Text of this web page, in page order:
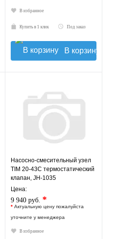
В избранное
Купить в 1 клик Под заказ
В корзину
Насосно-смесительный узел
TIM 20-43С термостатический
клапан, JH-1035
Цена:
9 940 руб. *
* Актуальную цену пожалуйста
уточните у менеджера
В избранное